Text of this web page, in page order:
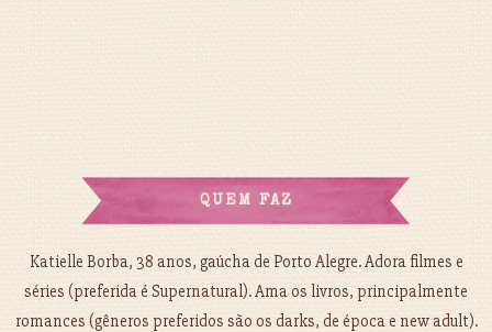
QUEM FAZ
Katielle Borba, 38 anos, gaúcha de Porto Alegre. Adora filmes e
séries (preferida é Supernatural). Ama os livros, principalmente
romances (gêneros preferidos são os darks, de época e new adult).